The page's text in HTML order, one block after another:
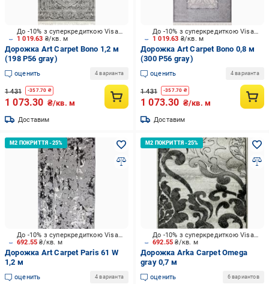
1 019.63 ₴/кв. м
До -10% з суперкредиткою Visa Вигода
Дорожка Art Carpet Bono 1,2 м
(198 P56 gray)
оценить 4 варианта
1 431 -357.70 ₴
1 073.30 ₴/кв. м
Доставим
1 019.63 ₴/кв. м
До -10% з суперкредиткою Visa Вигода
Дорожка Art Carpet Bono 0,8 м
(300 P56 gray)
оценить 4 варианта
1 431 -357.70 ₴
1 073.30 ₴/кв. м
Доставим
692.55₴/кв. м
До -10% з суперкредиткою Visa Вигода
Дорожка Art Carpet Paris 61 W
1,2 м
оценить 4 варианта
692.55₴/кв. м
До -10% з суперкредиткою Visa Вигода
Дорожка Arka Carpet Omega
gray 0,7 м
оценить 6 вариантов